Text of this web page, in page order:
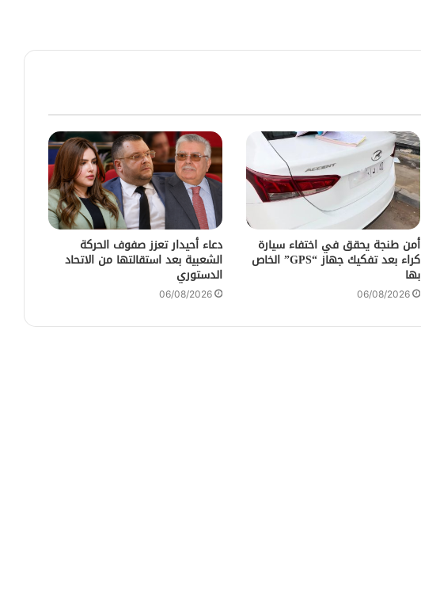
أمن طنجة يحقق في اختفاء سيارة
كراء بعد تفكيك جهاز “GPS” الخاص
بها
06/08/2026
دعاء أحيدار تعزز صفوف الحركة
الشعبية بعد استقالتها من الاتحاد
الدستوري
06/08/2026